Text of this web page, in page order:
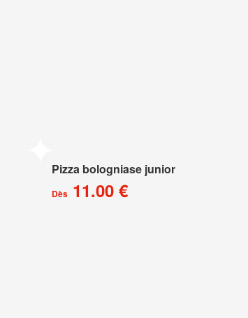
Pizza bologniase junior
Dès 11.00 €